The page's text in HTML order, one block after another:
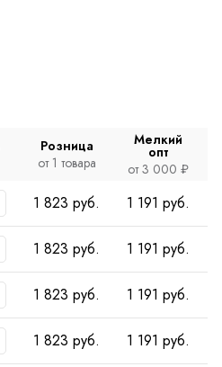
Розница
от 1 товара
Мелкий
опт
от 3 000 ₽
1 823 руб. 1 191 руб.
1 823 руб. 1 191 руб.
1 823 руб. 1 191 руб.
1 823 руб. 1 191 руб.